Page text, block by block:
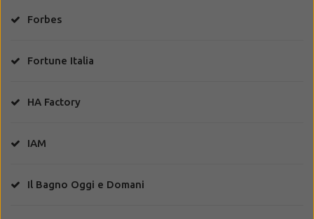
Forbes
Fortune Italia
HA Factory
IAM
Il Bagno Oggi e Domani